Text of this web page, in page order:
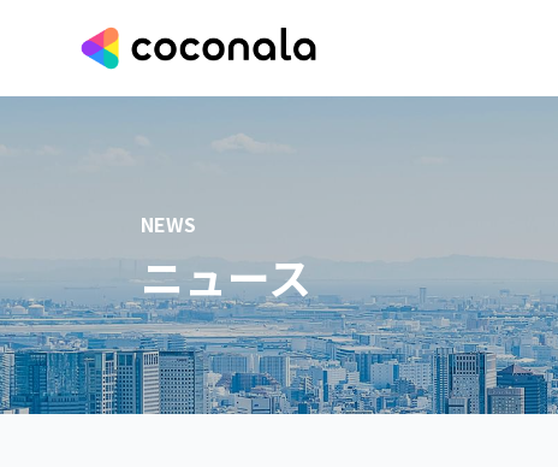
NEWS
ニュース